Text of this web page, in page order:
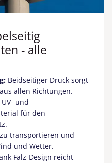
- alle
Beidseitiger Druck sorgt
allen Richtungen.
UV- und
für den
transportieren und
und Wetter.
Falz-Design reicht